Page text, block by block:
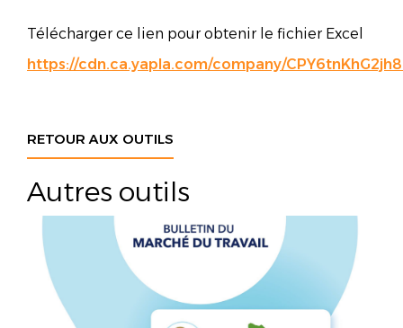
Télécharger ce lien pour obtenir le fichier Excel
https://cdn.ca.yapla.com/company/
RETOUR AUX OUTILS
Autres outils